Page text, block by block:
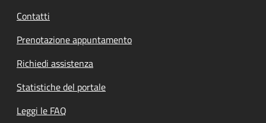
Contatti
Prenotazione appuntamento
Richiedi assistenza
Statistiche del portale
Leggi le FAQ